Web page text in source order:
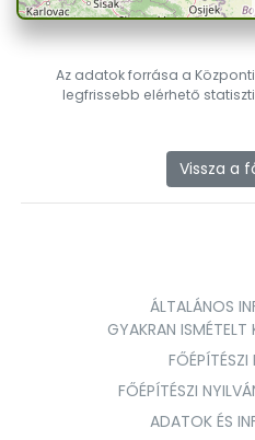
Az adatok forrása a Központi
legfrissebb elérhető
Vissza a
ÁLTALÁNOS
GYAKRAN ISMÉTELT
FŐÉPÍTÉSZI
FŐÉPÍTÉSZI
ADATOK ÉS